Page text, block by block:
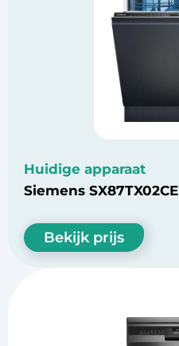
Huidige apparaat
Siemens SX87TX02CE
Bekijk prijs